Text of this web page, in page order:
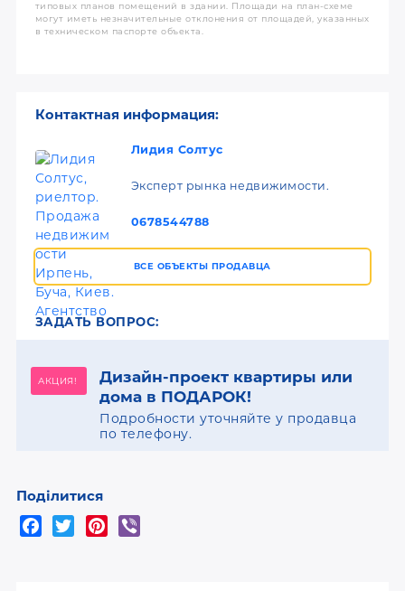
типовых планов помещений в здании. Площади на план-схеме
могут иметь незначительные отклонения от площадей, указанных
в техническом паспорте объекта.
Контактная информация:
Лидия Солтус
Эксперт рынка недвижимости.
0678544788
ВСЕ ОБЪЕКТЫ ПРОДАВЦА
ЗАДАТЬ ВОПРОС:
АКЦИЯ!
Дизайн-проект квартиры или
дома в ПОДАРОК!
Подробности уточняйте у продавца
по телефону.
Поділитися